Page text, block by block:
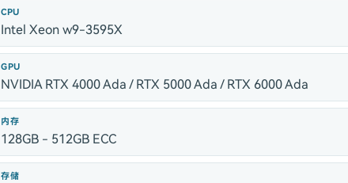
CPU
Intel Xeon w9-3595X
GPU
NVIDIA RTX 4000 Ada / RTX 5000 Ada / RTX 6000 Ada
内存
128GB - 512GB ECC
存储